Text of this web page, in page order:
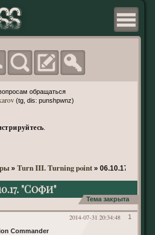
обращаться
(tg, dis: punshpwnz)
» Turn III. Turning point » 06.10.17.
"Софи"
Тема закрыта
1
2014-07-31 20:34:48
Commander